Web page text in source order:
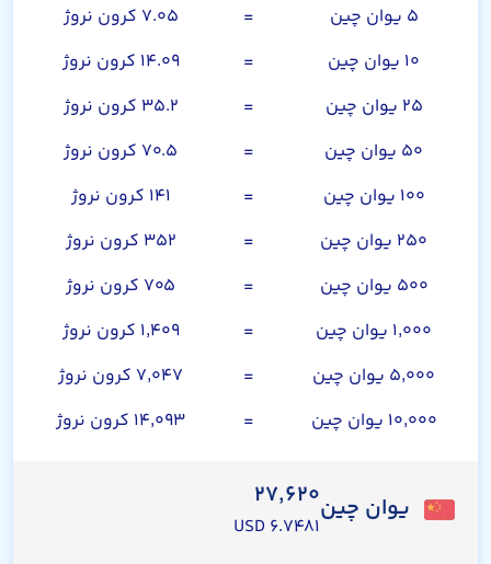
۵ یوان چین
=
۷.۰۵ کرون نروژ
۱۰ یوان چین
=
۱۴.۰۹ کرون نروژ
۲۵ یوان چین
=
۳۵.۲ کرون نروژ
۵۰ یوان چین
=
۷۰.۵ کرون نروژ
۱۰۰ یوان چین
=
۱۴۱ کرون نروژ
۲۵۰ یوان چین
=
۳۵۲ کرون نروژ
۵۰۰ یوان چین
=
۷۰۵ کرون نروژ
۱,۰۰۰ یوان چین
=
۱,۴۰۹ کرون نروژ
۵,۰۰۰ یوان چین
=
۷,۰۴۷ کرون نروژ
۱۰,۰۰۰ یوان چین
= ۱۴,۰۹۳ کرون نروژ
یوان چین۲۷,۶۲۰
۶.۷۴۸۱ USD